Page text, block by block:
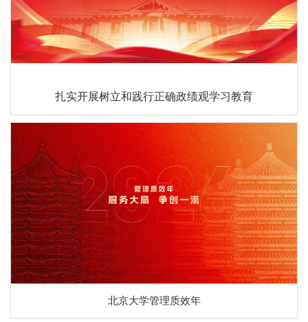
扎实开展树立和践行正确政绩观学习教育
北京大学管理质效年